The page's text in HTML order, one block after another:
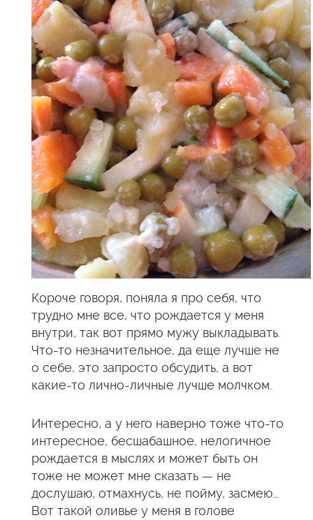
Короче говоря, поняла я про себя, что
трудно мне все, что рождается у меня
внутри, так вот прямо мужу выкладывать.
Что-то незначительное, да еще лучше не
о себе, это запросто обсудить, а вот
какие-то лично-личные лучше молчком.
Интересно, а у него наверно тоже что-то
интересное, бесшабашное, нелогичное
рождается в мыслях и может быть он
тоже не может мне сказать — не
дослушаю, отмахнусь, не пойму, засмею…
Вот такой оливье у меня в голове